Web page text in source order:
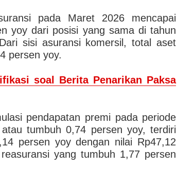
pada Maret 2026 mencapai
yoy dari posisi yang sama di tahun
sisi asuransi komersil, total aset
persen yoy.
soal Berita Penarikan Paksa
pendapatan premi pada periode
tumbuh 0,74 persen yoy, terdiri
persen yoy dengan nilai Rp47,12
yang tumbuh 1,77 persen